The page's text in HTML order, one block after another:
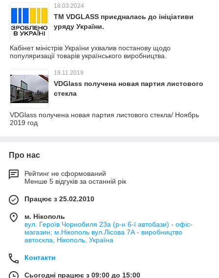
18.03.2024
TM VDGLASS приєдналась до ініціативи
уряду України.
Кабінет міністрів України ухвалив постанову щодо
популяризації товарів українського виробництва.
19.11.2019
VDGlass получена новая партия листового
стекла
VDGlass получена новая партия листового стекла/ Ноябрь
2019 год
Про нас
Рейтинг не сформований
Менше 5 відгуків за останній рік
Працює з 25.02.2010
м. Нікополь
вул. Героїв Чорнобиля 23а (р-н 6-ї автобази) - офіс-
магазин; м.Нікополь вул.Лісова 7А - виробництво
автоскла, Нікополь, Україна
Контакти
Сьогодні працює з 09:00 до 15:00